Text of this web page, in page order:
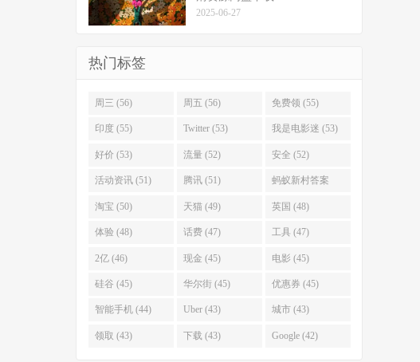
2025-06-27
热门标签
周三 (56) 周五 (56) 免费领 (55)
印度 (55) Twitter (53) 我是电影迷 (53)
好价 (53) 流量 (52) 安全 (52)
活动资讯 (51) 腾讯 (51) 蚂蚁新村答案
(51)
淘宝 (50) 天猫 (49) 英国 (48)
体验 (48) 话费 (47) 工具 (47)
2亿 (46) 现金 (45) 电影 (45)
硅谷 (45) 华尔街 (45) 优惠券 (45)
智能手机 (44) Uber (43) 城市 (43)
领取 (43) 下载 (43) Google (42)